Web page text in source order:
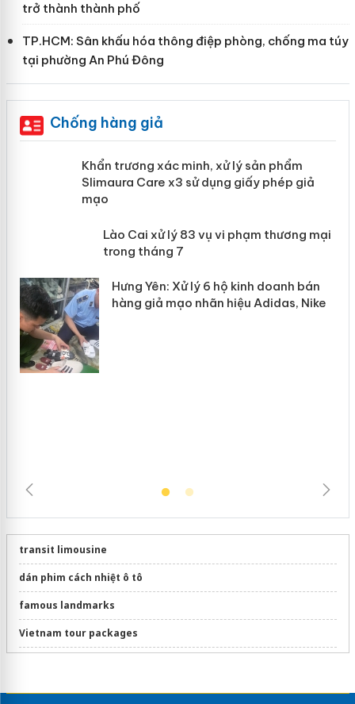
trở thành thành phố
TP.HCM: Sân khấu hóa thông điệp phòng, chống ma túy
tại phường An Phú Đông
Chống hàng giả
Khẩn trương xác minh, xử lý sản phẩm
Slimaura Care x3 sử dụng giấy phép
mại trong tháng 7
transit limousine
dán phim cách nhiệt ô tô
famous landmarks
Vietnam tour packages